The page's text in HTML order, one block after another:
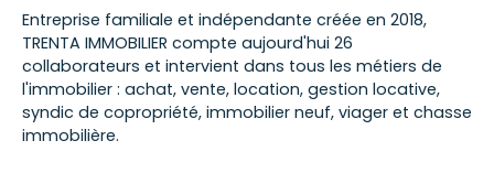
Entreprise familiale et indépendante créée en 2018,
TRENTA IMMOBILIER compte aujourd'hui 26
collaborateurs et intervient dans tous les métiers de
l'immobilier : achat, vente, location, gestion locative,
syndic de copropriété, immobilier neuf, viager et chasse
immobilière.